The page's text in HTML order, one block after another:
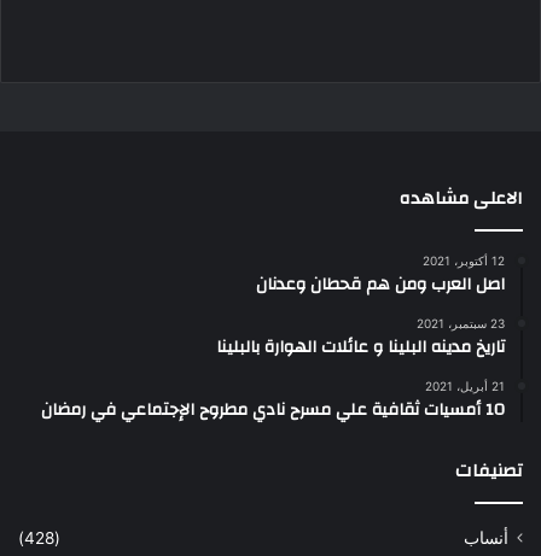
الاعلى مشاهده
12 أكتوبر، 2021
اصل العرب ومن هم قحطان وعدنان
23 سبتمبر، 2021
تاريخ مدينه البلينا و عائلات الهوارة بالبلينا
21 أبريل، 2021
10 أمسيات ثقافية علي مسرح نادي مطروح الإجتماعي في رمضان
تصنيفات
أنساب
(428)